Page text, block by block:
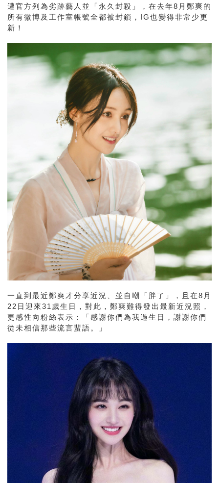
遭官方列為劣跡藝人並「永久封殺」，在去年8月鄭爽的
所有微博及工作室帳號全都被封鎖，IG也變得非常少更
新！
一直到最近鄭爽才分享近況、並自嘲「胖了」，且在8月
22日迎來31歲生日，對此，鄭爽難得發出最新近況照，
更感性向粉絲表示：「感謝你們為我過生日，謝謝你們
從未相信那些流言蜚語。」